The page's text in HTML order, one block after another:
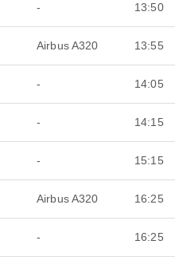
- 13:50
Airbus A320 13:55
- 14:05
- 14:15
- 15:15
Airbus A320 16:25
- 16:25